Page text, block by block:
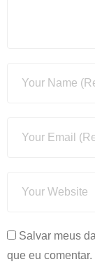
Salvar meus
que eu comentar.